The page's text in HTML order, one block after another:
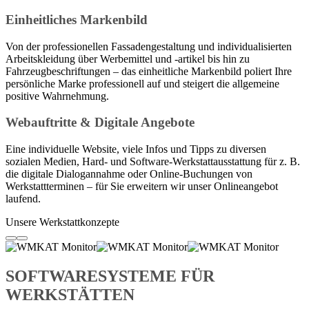
Einheitliches Markenbild
Von der professionellen Fassadengestaltung und individualisierten
Arbeitskleidung über Werbemittel und -artikel bis hin zu
Fahrzeugbeschriftungen – das einheitliche Markenbild poliert Ihre
persönliche Marke professionell auf und steigert die allgemeine
positive Wahrnehmung.
Webauftritte & Digitale Angebote
Eine individuelle Website, viele Infos und Tipps zu diversen
sozialen Medien, Hard- und Software-Werkstattausstattung für z. B.
die digitale Dialogannahme oder Online-Buchungen von
Werkstattterminen – für Sie erweitern wir unser Onlineangebot
laufend.
Unsere Werkstattkonzepte
SOFTWARESYSTEME FÜR
WERKSTÄTTEN